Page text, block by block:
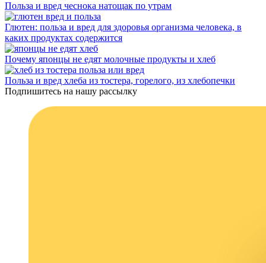
Польза и вред чеснока натощак по утрам
Глютен: польза и вред для здоровья организма человека, в
каких продуктах содержится
Почему японцы не едят молочные продукты и хлеб
Польза и вред хлеба из тостера, горелого, из хлебопечки
Подпишитесь на нашу рассылку